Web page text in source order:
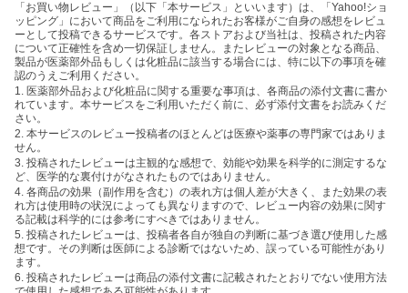
「お買い物レビュー」（以下「本サービス」といいます）は、「Yahoo!ショ
ッピング」において商品をご利用になられたお客様がご自身の感想をレビュ
ーとして投稿できるサービスです。各ストアおよび当社は、投稿された内容
について正確性を含め一切保証しません。またレビューの対象となる商品、
製品が医薬部外品もしくは化粧品に該当する場合には、特に以下の事項を確
認のうえご利用ください。
1. 医薬部外品および化粧品に関する重要な事項は、各商品の添付文書に書か
れています。本サービスをご利用いただく前に、必ず添付文書をお読みくだ
さい。
2. 本サービスのレビュー投稿者のほとんどは医療や薬事の専門家ではありま
せん。
3. 投稿されたレビューは主観的な感想で、効能や効果を科学的に測定するな
ど、医学的な裏付けがなされたものではありません。
4. 各商品の効果（副作用を含む）の表れ方は個人差が大きく、また効果の表
れ方は使用時の状況によっても異なりますので、レビュー内容の効果に関す
る記載は科学的には参考にすべきではありません。
5. 投稿されたレビューは、投稿者各自が独自の判断に基づき選び使用した感
想です。その判断は医師による診断ではないため、誤っている可能性があり
ます。
6. 投稿されたレビューは商品の添付文書に記載されたとおりでない使用方法